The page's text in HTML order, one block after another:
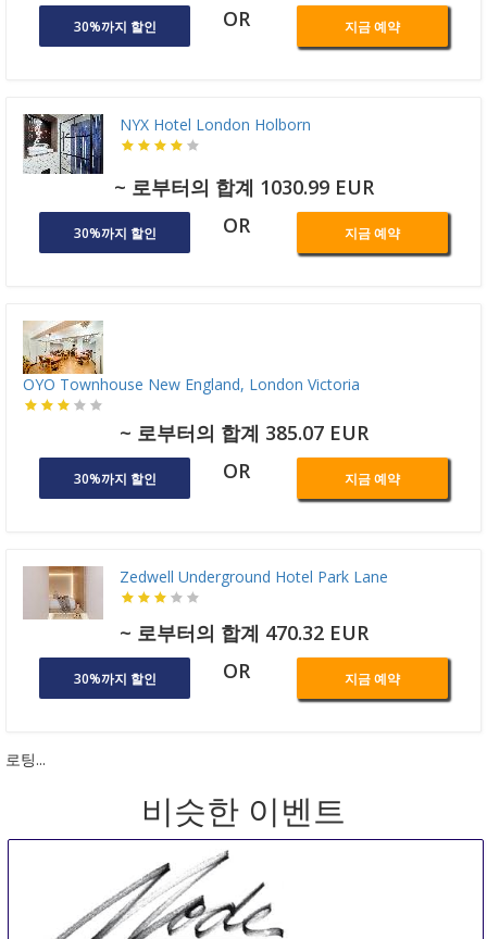
30%까지 할인 OR 지금 예약
NYX Hotel London Holborn
~ 로부터의 합계 1030.99 EUR
30%까지 할인 OR 지금 예약
OYO Townhouse New England, London Victoria
~ 로부터의 합계 385.07 EUR
30%까지 할인 OR 지금 예약
Zedwell Underground Hotel Park Lane
~ 로부터의 합계 470.32 EUR
30%까지 할인 OR 지금 예약
로팅...
비슷한 이벤트